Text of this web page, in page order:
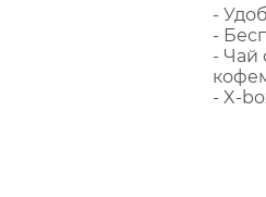
-
-
- Чай
- X-